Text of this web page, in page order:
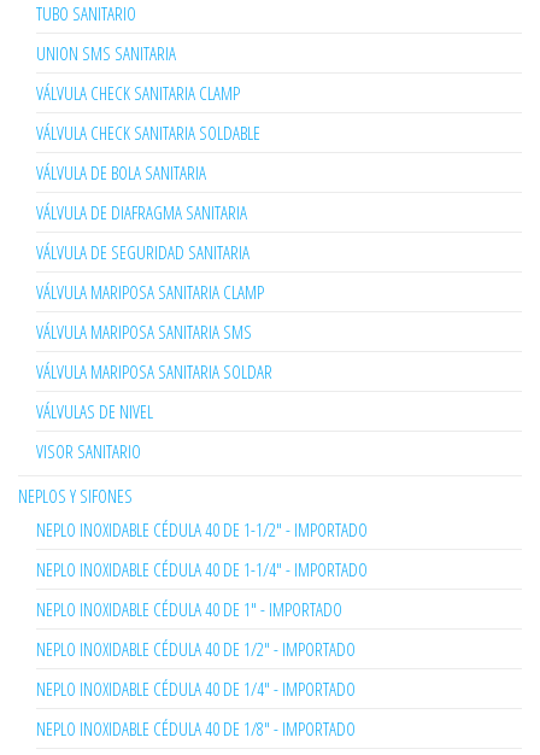
TUBO SANITARIO
UNION SMS SANITARIA
VÁLVULA CHECK SANITARIA CLAMP
VÁLVULA CHECK SANITARIA SOLDABLE
VÁLVULA DE BOLA SANITARIA
VÁLVULA DE DIAFRAGMA SANITARIA
VÁLVULA DE SEGURIDAD SANITARIA
VÁLVULA MARIPOSA SANITARIA CLAMP
VÁLVULA MARIPOSA SANITARIA SMS
VÁLVULA MARIPOSA SANITARIA SOLDAR
VÁLVULAS DE NIVEL
VISOR SANITARIO
NEPLOS Y SIFONES
NEPLO INOXIDABLE CÉDULA 40 DE 1-1/2" - IMPORTADO
NEPLO INOXIDABLE CÉDULA 40 DE 1-1/4" - IMPORTADO
NEPLO INOXIDABLE CÉDULA 40 DE 1" - IMPORTADO
NEPLO INOXIDABLE CÉDULA 40 DE 1/2" - IMPORTADO
NEPLO INOXIDABLE CÉDULA 40 DE 1/4" - IMPORTADO
NEPLO INOXIDABLE CÉDULA 40 DE 1/8" - IMPORTADO